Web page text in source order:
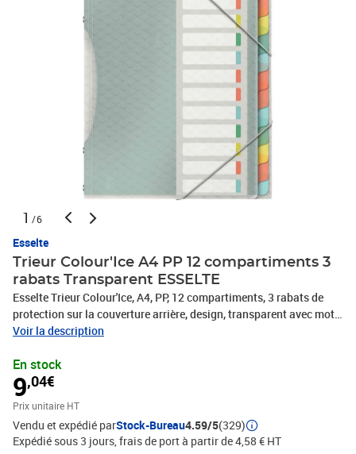
1 /6
Esselte
Trieur Colour'Ice A4 PP 12 compartiments 3
rabats Transparent ESSELTE
Esselte Trieur Colour'Ice, A4, PP, 12 compartiments, 3 rabats de
protection sur la couverture arrière, design, transparent avec motif
de gaufrage, fermeture à élastique, avec onglets en couleur, table
dimension: (L)266x(P)20x(H)320 mm, (626256)
Voir la description
En stock
9,04€
Prix unitaire HT
Vendu et expédié parStock-Bureau4.59/5(329)
Expédié sous 3 jours, frais de port à partir de 4,58 € HT